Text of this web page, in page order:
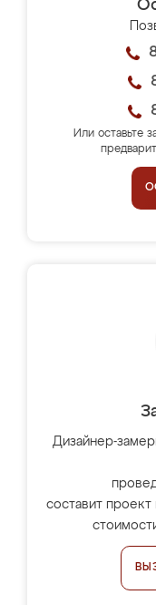
Или оставьте
Дизайнер-
составит проект